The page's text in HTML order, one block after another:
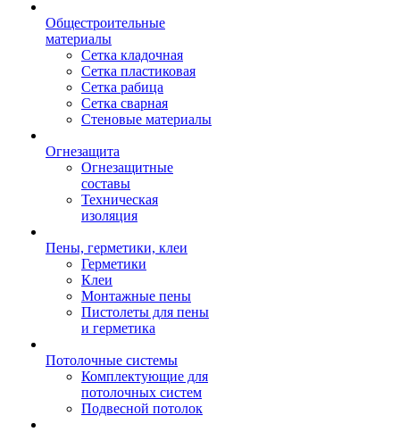
Общестроительные
материалы
Сетка кладочная
Сетка пластиковая
Сетка рабица
Сетка сварная
Стеновые материалы
Огнезащита
Огнезащитные
составы
Техническая
изоляция
Пены, герметики, клеи
Герметики
Клеи
Монтажные пены
Пистолеты для пены
и герметика
Потолочные системы
Комплектующие для
потолочных систем
Подвесной потолок